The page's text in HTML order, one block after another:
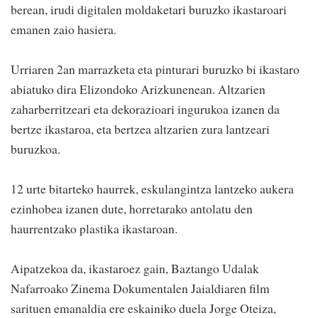
berean, irudi digitalen moldaketari buruzko ikastaroari
emanen zaio hasiera.
Urriaren 2an marrazketa eta pinturari buruzko bi ikastaro
abiatuko dira Elizondoko Arizkunenean. Altzarien
zaharberritzeari eta dekorazioari ingurukoa izanen da
bertze ikastaroa, eta bertzea altzarien zura lantzeari
buruzkoa.
12 urte bitarteko haurrek, eskulangintza lantzeko aukera
ezinhobea izanen dute, horretarako antolatu den
haurrentzako plastika ikastaroan.
Aipatzekoa da, ikastaroez gain, Baztango Udalak
Nafarroako Zinema Dokumentalen Jaialdiaren film
sarituen emanaldia ere eskainiko duela Jorge Oteiza,